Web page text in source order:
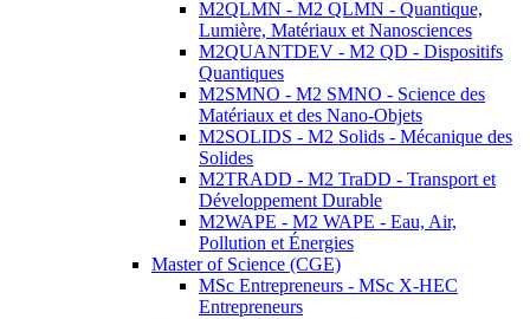
M2QLMN - M2 QLMN - Quantique,
Lumière, Matériaux et Nanosciences
M2QUANTDEV - M2 QD - Dispositifs
Quantiques
M2SMNO - M2 SMNO - Science des
Matériaux et des Nano-Objets
M2SOLIDS - M2 Solids - Mécanique des
Solides
M2TRADD - M2 TraDD - Transport et
Développement Durable
M2WAPE - M2 WAPE - Eau, Air,
Pollution et Énergies
Master of Science (CGE)
MSc Entrepreneurs - MSc X-HEC
Entrepreneurs